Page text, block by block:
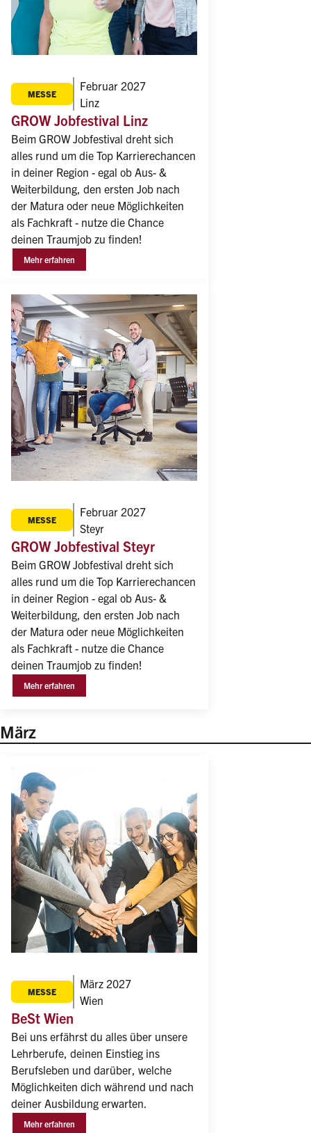
MESSE
Februar 2027
Linz
GROW Jobfestival Linz
Beim GROW Jobfestival dreht sich
alles rund um die Top Karrierechancen
in deiner Region - egal ob Aus- &
Weiterbildung, den ersten Job nach
der Matura oder neue Möglichkeiten
als Fachkraft - nutze die Chance
deinen Traumjob zu finden!
Mehr erfahren
MESSE
Februar 2027
Steyr
GROW Jobfestival Steyr
Beim GROW Jobfestival dreht sich
alles rund um die Top Karrierechancen
in deiner Region - egal ob Aus- &
Weiterbildung, den ersten Job nach
der Matura oder neue Möglichkeiten
als Fachkraft - nutze die Chance
deinen Traumjob zu finden!
Mehr erfahren
März
MESSE
März 2027
Wien
BeSt Wien
Bei uns erfährst du alles über unsere
Lehrberufe, deinen Einstieg ins
Berufsleben und darüber, welche
Möglichkeiten dich während und nach
deiner Ausbildung erwarten.
Mehr erfahren